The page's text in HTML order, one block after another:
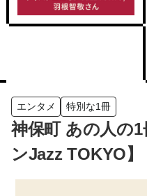
エンタメ 特別な1冊
神保町 あの人の
ンJazz TOKYO】